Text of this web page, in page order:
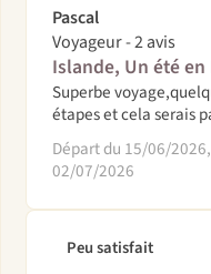
Pascal
Voyageur - 2 avis
Islande, Un été
Superbe
étapes et cela serais
Départ du 15/06/
02/07/2026
Peu satisfait